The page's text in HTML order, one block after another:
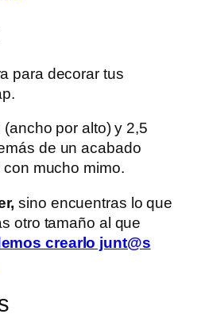
para decorar tus
por alto) y 2,5
de un acabado
mucho mimo.
sino encuentras lo que
otro tamaño al que
crearlo junt@s